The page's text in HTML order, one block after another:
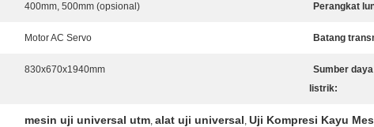
400mm, 500mm (opsional) Perangkat
Motor AC Servo Batang
830x670x1940mm
Sumber daya
listrik:
mesin uji universal utm, alat uji universal, Uji Kompresi Kayu